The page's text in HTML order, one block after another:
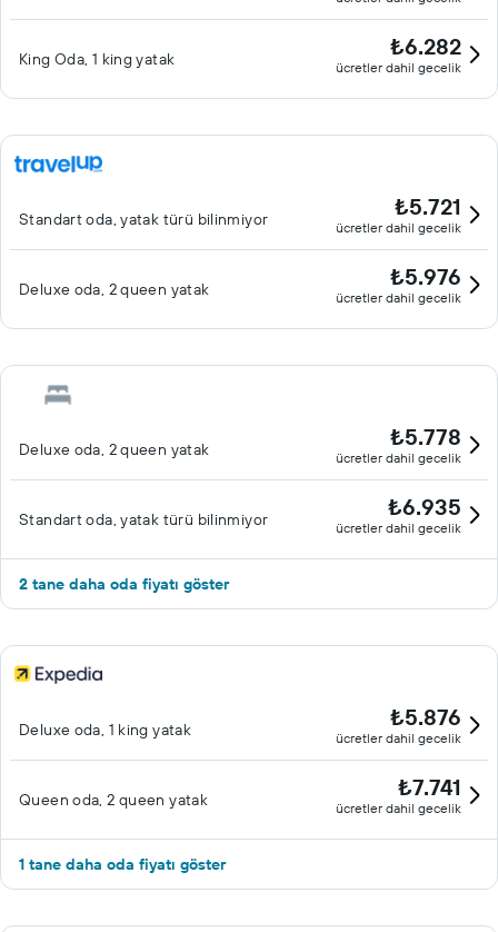
King Oda, 1 king yatak ₺6.282
ücretler dahil gecelik
Standart oda, yatak türü bilinmiyor ₺5.721
ücretler dahil gecelik
Deluxe oda, 2 queen yatak ₺5.976
ücretler dahil gecelik
Deluxe oda, 2 queen yatak ₺5.778
ücretler dahil gecelik
Standart oda, yatak türü bilinmiyor ₺6.935
ücretler dahil gecelik
2 tane daha oda fiyatı göster
Deluxe oda, 1 king yatak ₺5.876
ücretler dahil gecelik
Queen oda, 2 queen yatak ₺7.741
ücretler dahil gecelik
1 tane daha oda fiyatı göster